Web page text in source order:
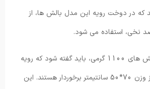
در دوخت رویه این مدل بالش ها، از
نخی، استفاده می شود.
در خصوص سایز بالش های 1100 گرمی، باید گفته شود که رویه
این مدل بالش ها از وزن 70*50 سانتیمتر برخوردار هستند. این